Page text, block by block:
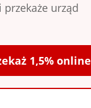
urząd
1,5% online